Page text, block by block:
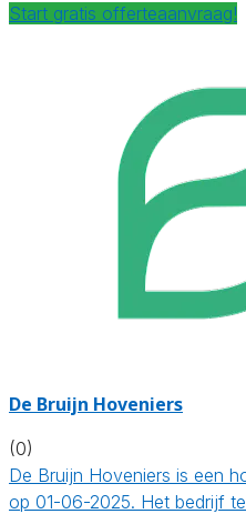
Start gratis offerteaanvraag!
De Bruijn Hoveniers
(0)
De Bruijn Hoveniers is een
op 01-06-2025. Het bedrijf